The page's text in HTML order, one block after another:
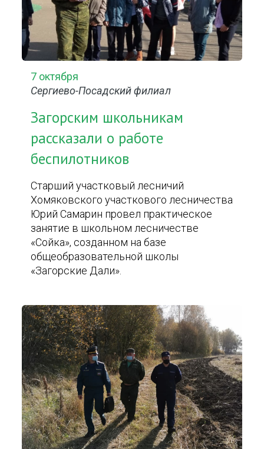
7 октября
Сергиево-Посадский филиал
Загорским школьникам
рассказали о работе
беспилотников
Старший участковый лесничий
Хомяковского участкового лесничества
Юрий Самарин провел практическое
занятие в школьном лесничестве
«Сойка», созданном на базе
общеобразовательной школы
«Загорские Дали».